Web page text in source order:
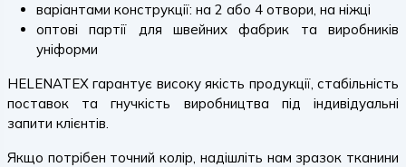
варіантами конструкції: на 2 або 4 отвори, на ніжці
оптові партії для швейних фабрик та виробників
уніформи
HELENATEX гарантує високу якість продукції, стабільність
поставок та гнучкість виробництва під індивідуальні
запити клієнтів.
Якщо потрібен точний колір, надішліть нам зразок тканини